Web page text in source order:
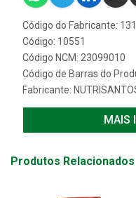
Código do Fabricante:
Código: 10551
Código NCM: 23099010
Código de Barras do
Fabricante:
MAIS
Produtos Relacionados